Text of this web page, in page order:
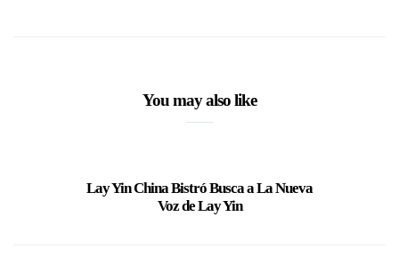
You may also like
Lay Yin China Bistró Busca a La Nueva
Voz de Lay Yin